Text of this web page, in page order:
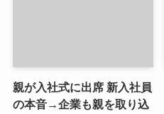
親が入社式に出席 新入社員
の本音→企業も親を取り込